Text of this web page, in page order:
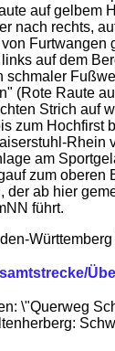
auf gelbem
nach rechts,
auf dem
(Rote Raute
Strich auf
zum Hochfirst
Rhein
am
zum
ab hier
führt.
\"Querweg